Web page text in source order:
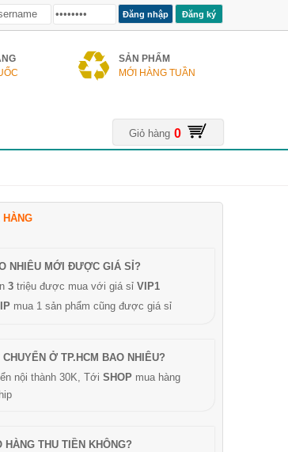
Đăng ký
SẢN PHẨM
MỚI HÀNG TUẦN
Giỏ hàng 0
HÀNG
NHIÊU MỚI ĐƯỢC GIÁ SỈ?
3 triệu được mua với giá sỉ VIP1
mua 1 sản phẩm cũng được giá sỉ
CHUYỂN Ở TP.HCM BAO NHIÊU?
nội thành 30K, Tới SHOP mua hàng
HÀNG THU TIỀN KHÔNG?